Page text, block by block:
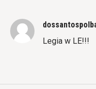
Legia w LE!!!